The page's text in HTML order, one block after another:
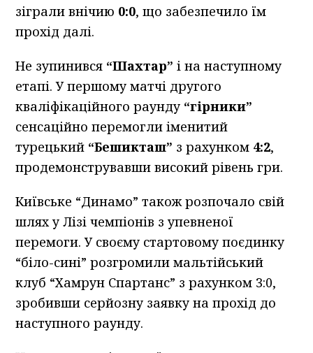
зіграли внічию 0:0, що забезпечило їм
прохід далі.
Не зупинився “Шахтар” і на наступному
етапі. У першому матчі другого
кваліфікаційного раунду “гірники”
сенсаційно перемогли іменитий
турецький “Бешикташ” з рахунком 4:2,
продемонструвавши високий рівень гри.
Київське “Динамо” також розпочало свій
шлях у Лізі чемпіонів з упевненої
перемоги. У своєму стартовому поєдинку
“біло-сині” розгромили мальтійський
клуб “Хамрун Спартанс” з рахунком 3:0,
зробивши серйозну заявку на прохід до
наступного раунду.